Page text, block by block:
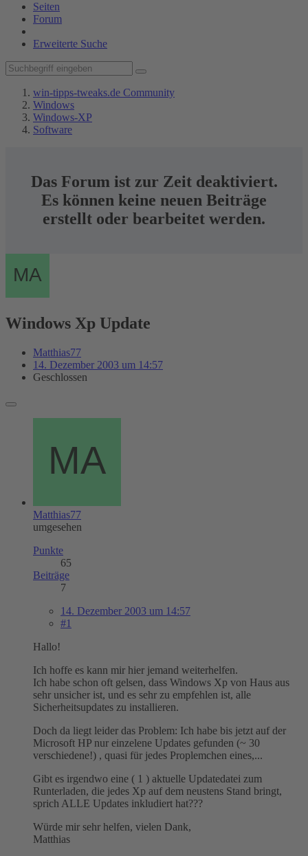
Seiten
Forum
Erweiterte Suche
win-tipps-tweaks.de Community
Windows
Windows-XP
Software
Das Forum ist zur Zeit deaktiviert.
Es können keine neuen Beiträge
erstellt oder bearbeitet werden.
Windows Xp Update
Matthias77
14. Dezember 2003 um 14:57
Geschlossen
Matthias77
umgesehen
Punkte
65
Beiträge
7
14. Dezember 2003 um 14:57
#1
Hallo!
Ich hoffe es kann mir hier jemand weiterhelfen.
Ich habe schon oft gelsen, dass Windows Xp von Haus aus
sehr unsicher ist, und es sehr zu empfehlen ist, alle
Sicherheitsupdates zu installieren.
Doch da liegt leider das Problem: Ich habe bis jetzt auf der
Microsoft HP nur einzelene Updates gefunden (~ 30
verschiedene!) , quasi für jedes Proplemchen eines,...
Gibt es irgendwo eine ( 1 ) aktuelle Updatedatei zum
Runterladen, die jedes Xp auf dem neustens Stand bringt,
sprich ALLE Updates inkludiert hat???
Würde mir sehr helfen, vielen Dank,
Matthias